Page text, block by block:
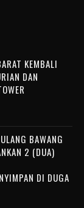
KEMBALI
DAN
BAWANG
2 (DUA)
DI DUGA